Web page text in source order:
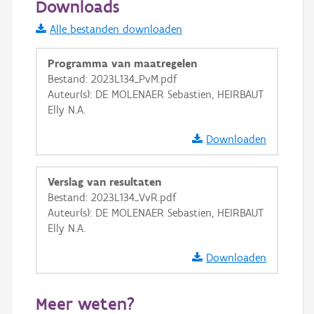
Informatie Vlaanderen
i
+ −
Basis Lagen
OSM-Basiskaart
GRB-Basiskaart
GRB-Basiskaart in grijswaarden
Downloads
Alle bestanden downloaden
Programma van maatregelen
Bestand: 2023L134_PvM.pdf
Auteur(s): DE MOLENAER Sebastien, HEIRBAUT
Elly N.A.
Downloaden
Verslag van resultaten
Bestand: 2023L134_VvR.pdf
Auteur(s): DE MOLENAER Sebastien, HEIRBAUT
Elly N.A.
Downloaden
Meer weten?